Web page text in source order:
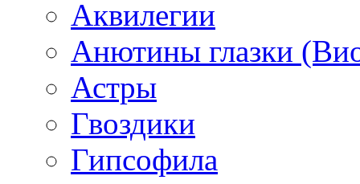
Аквилегии
Анютины глазки
Астры
Гвоздики
Гипсофила